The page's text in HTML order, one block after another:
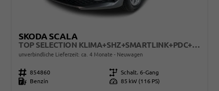
SKODA SCALA
TOP SELECTION KLIMA+SHZ+SMARTLINK+PDC+LED+16" ALU
unverbindliche Lieferzeit: ca. 4 Monate Neuwagen
Fahrzeugnr. 854860 Getriebe Schalt. 6-Gang
Kraftstoff
Benzin Leistung 85 kW (116 PS)